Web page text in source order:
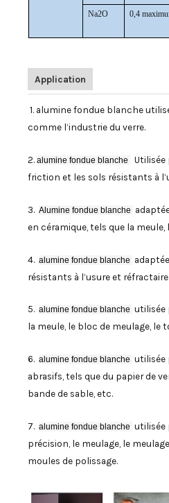
Na2O 0,4
Application
1. alumine fondue blanche
comme l’industrie du verre.
2. alumine fondue blanche
Utilisée
friction et les sols résistants à
3. Alumine fondue blanche
en céramique, tels que la meule,
4. alumine fondue blanche
résistants à l’usure et
5. alumine fondue blanche utilisée
la meule, le bloc de meulage, le
6. alumine fondue blanche utilisée
abrasifs, tels que du papier de
bande de sable, etc.
7. alumine fondue blanche utilisée
précision, le meulage, le
moules de polissage.